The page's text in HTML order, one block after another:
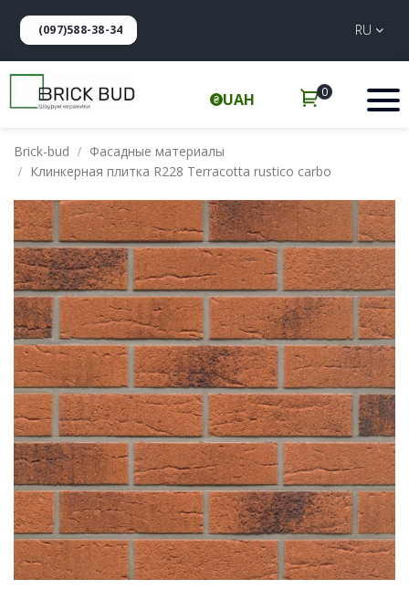
(097)588-38-34 RU
UAH 0
Brick-bud
Фасадные материалы
Клинкерная плитка R228 Terracotta rustico carbo